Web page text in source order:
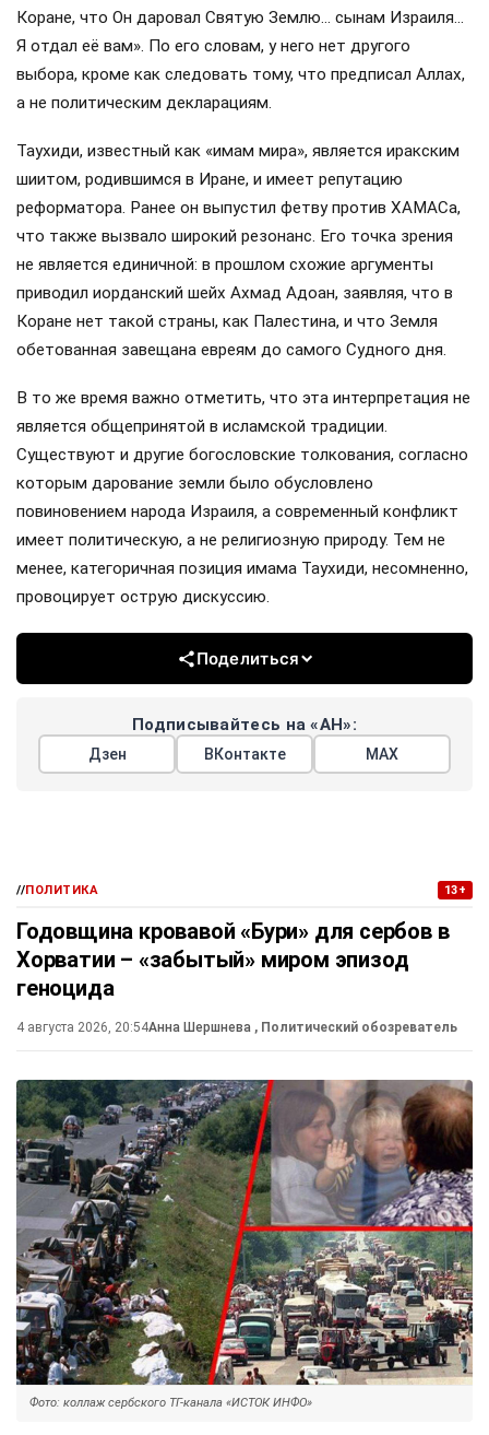
Коране, что Он даровал Святую Землю… сынам Израиля…
Я отдал её вам». По его словам, у него нет другого
выбора, кроме как следовать тому, что предписал Аллах,
а не политическим декларациям.
Таухиди, известный как «имам мира», является иракским
шиитом, родившимся в Иране, и имеет репутацию
реформатора. Ранее он выпустил фетву против ХАМАСа,
что также вызвало широкий резонанс. Его точка зрения
не является единичной: в прошлом схожие аргументы
приводил иорданский шейх Ахмад Адоан, заявляя, что в
Коране нет такой страны, как Палестина, и что Земля
обетованная завещана евреям до самого Судного дня.
В то же время важно отметить, что эта интерпретация не
является общепринятой в исламской традиции.
Существуют и другие богословские толкования, согласно
которым дарование земли было обусловлено
повиновением народа Израиля, а современный конфликт
имеет политическую, а не религиозную природу. Тем не
менее, категоричная позиция имама Таухиди, несомненно,
провоцирует острую дискуссию.
Поделиться
Подписывайтесь на «АН»:
Дзен ВКонтакте МАХ
//ПОЛИТИКА 13+
Годовщина кровавой «Бури» для сербов в
Хорватии – «забытый» миром эпизод
геноцида
4 августа 2026, 20:54Анна Шершнева , Политический обозреватель
Фото: коллаж сербского ТГ-канала «ИСТОК ИНФО»